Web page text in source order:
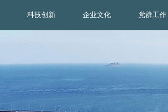
科技创新 企业文化 党群工作